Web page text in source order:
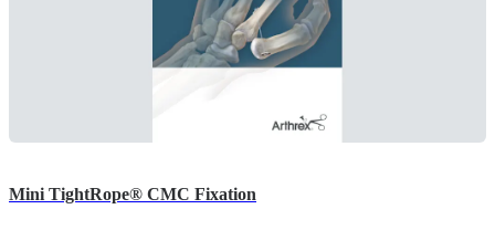
Mini TightRope® CMC Fixation